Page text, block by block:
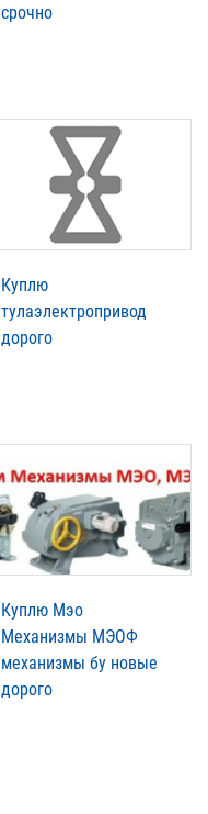
срочно
Куплю
тулаэлектропривод
дорого
Куплю Мэо
Механизмы МЭОФ
механизмы бу новые
дорого